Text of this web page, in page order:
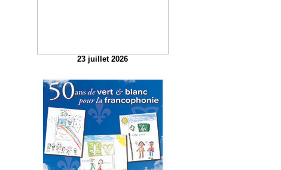
23 juillet 2026